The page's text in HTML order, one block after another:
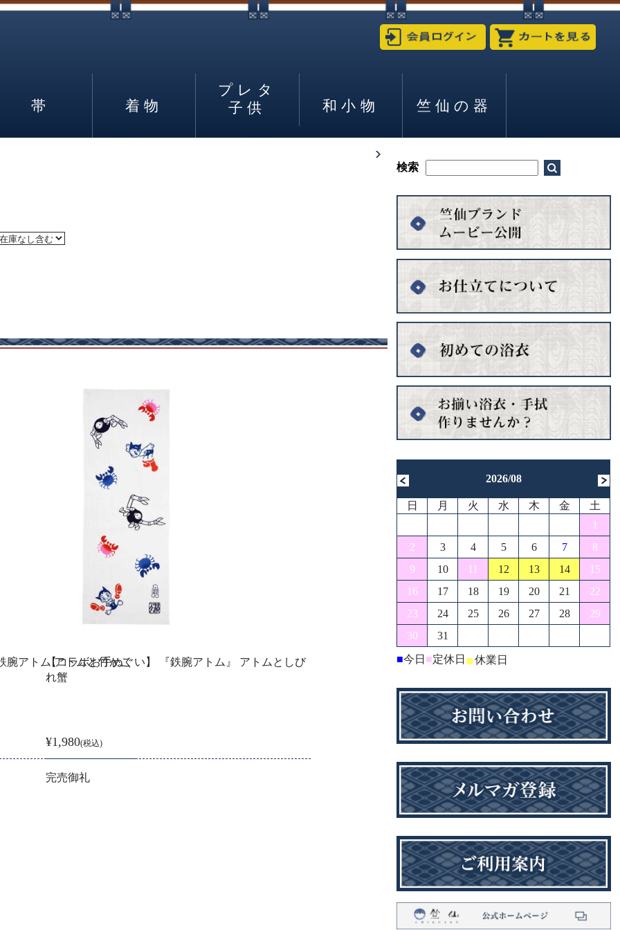
帯 着物
プレタ
子供
和小物 竺仙の器
腕アトム アトムと竹かご
【コラボお手ぬぐい】 『鉄腕アトム』 アトムとしび
れ蟹
¥1,980(税込)
完売御礼
2026/08
日 月 火 水 木 金
土
1
2
3 4 5 6 7
8
9
10 11 12 13 14
15
16
17 18 19 20 21
22
23
24 25 26 27 28
29
30
31
■今日 ■定休日 ■休業日